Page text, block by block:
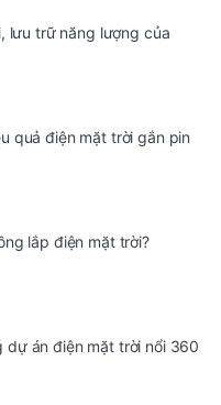
lưu trữ năng lượng của
quả điện mặt trời gắn pin
lắp điện mặt trời?
dự án điện mặt trời nổi 360